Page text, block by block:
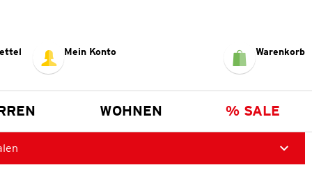
Mein Konto Warenkorb
WOHNEN % SALE